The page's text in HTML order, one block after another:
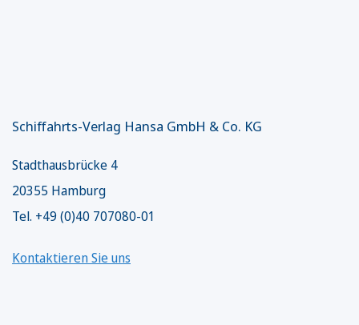
Schiffahrts-Verlag Hansa GmbH & Co. KG
Stadthausbrücke 4
20355 Hamburg
Tel. +49 (0)40 707080-01
Kontaktieren Sie uns